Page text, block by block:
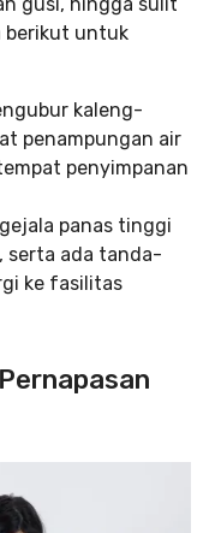
berikut untuk
kaleng-
penampungan air
penyimpanan
panas tinggi
serta ada tanda-
ke fasilitas